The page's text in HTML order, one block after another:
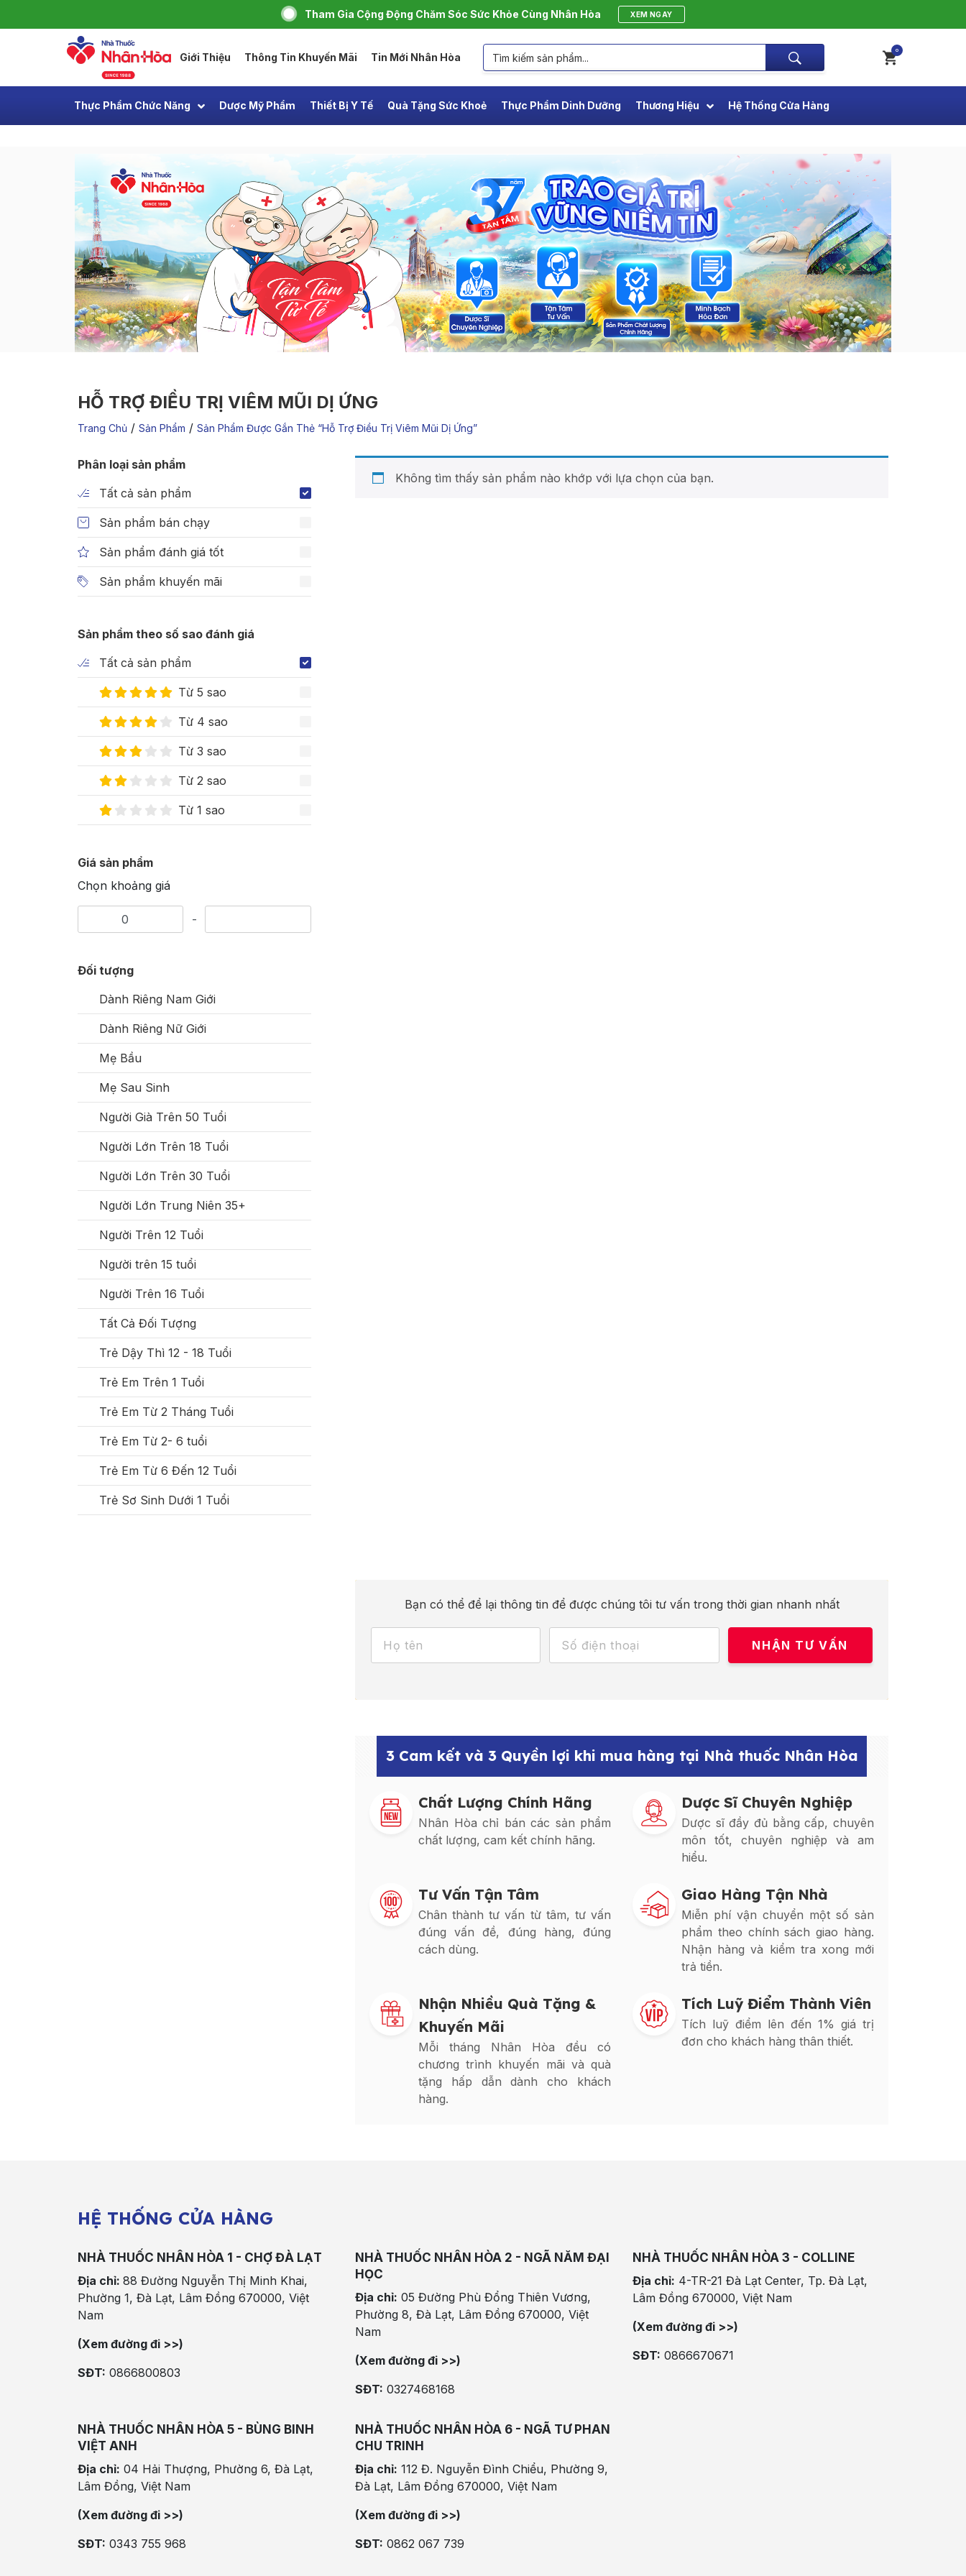
Tham Gia Cộng Động Chăm Sóc Sức Khỏe Cùng Nhân Hòa XEM NGAY
Giới Thiệu Thông Tin Khuyến Mãi Tin Mới Nhân Hòa
0
Thực Phẩm Chức Năng Dược Mỹ Phẩm Thiết Bị Y Tế Quà Tặng Sức Khoẻ Thực Phẩm Dinh Dưỡng Thương Hiệu Hệ Thống Cửa Hàng
HỖ TRỢ ĐIỀU TRỊ VIÊM MŨI DỊ ỨNG
Trang Chủ / Sản Phẩm / Sản Phẩm Được Gắn Thẻ “hỗ Trợ Điều Trị Viêm Mũi Dị Ứng”
Phân loại sản phẩm
Tất cả sản phẩm
Sản phẩm bán chạy
Sản phẩm đánh giá tốt
Sản phẩm khuyến mãi
Sản phẩm theo số sao đánh giá
Tất cả sản phẩm
Từ 5 sao
Từ 4 sao
Từ 3 sao
Từ 2 sao
Từ 1 sao
Giá sản phẩm
Chọn khoảng giá
-
Đối tượng
Dành Riêng Nam Giới
Dành Riêng Nữ Giới
Mẹ Bầu
Mẹ Sau Sinh
Người Già Trên 50 Tuổi
Người Lớn Trên 18 Tuổi
Người Lớn Trên 30 Tuổi
Người Lớn Trung Niên 35+
Người Trên 12 Tuổi
Người trên 15 tuổi
Người Trên 16 Tuổi
Tất Cả Đối Tượng
Trẻ Dậy Thì 12 - 18 Tuổi
Trẻ Em Trên 1 Tuổi
Trẻ Em Từ 2 Tháng Tuổi
Trẻ Em Từ 2- 6 tuổi
Trẻ Em Từ 6 Đến 12 Tuổi
Trẻ Sơ Sinh Dưới 1 Tuổi
Không tìm thấy sản phẩm nào khớp với lựa chọn của bạn.
Bạn có thể để lại thông tin để được chúng tôi tư vấn trong thời gian nhanh nhất
3 Cam kết và 3 Quyền lợi khi mua hàng tại Nhà thuốc Nhân Hòa
Chất Lượng Chính Hãng
Nhân Hòa chỉ bán các sản phẩm
chất lượng, cam kết chính hãng.
Dược Sĩ Chuyên Nghiệp
Dược sĩ đầy đủ bằng cấp, chuyên
môn tốt, chuyên nghiệp và am
hiểu.
Tư Vấn Tận Tâm
Chân thành tư vấn từ tâm, tư vấn
đúng vấn đề, đúng hàng, đúng
cách dùng.
Giao Hàng Tận Nhà
Miễn phí vận chuyển một số sản
phẩm theo chính sách giao hàng.
Nhận hàng và kiểm tra xong mới
trả tiền.
Nhận Nhiều Quà Tặng &
Khuyến Mãi
Mỗi tháng Nhân Hòa đều có
chương trình khuyến mãi và quà
tặng hấp dẫn dành cho khách
hàng.
Tích Luỹ Điểm Thành Viên
Tích luỹ điểm lên đến 1% giá trị
đơn cho khách hàng thân thiết.
HỆ THỐNG CỬA HÀNG
NHÀ THUỐC NHÂN HÒA 1 - CHỢ ĐÀ LẠT
Địa chỉ: 88 Đường Nguyễn Thị Minh Khai,
Phường 1, Đà Lạt, Lâm Đồng 670000, Việt
Nam
(Xem đường đi >>)
SĐT: 0866800803
NHÀ THUỐC NHÂN HÒA 2 - NGÃ NĂM ĐẠI
HỌC
Địa chỉ: 05 Đường Phù Đổng Thiên Vương,
Phường 8, Đà Lạt, Lâm Đồng 670000, Việt
Nam
(Xem đường đi >>)
SĐT: 0327468168
NHÀ THUỐC NHÂN HÒA 3 - COLLINE
Địa chỉ: 4-TR-21 Đà Lạt Center, Tp. Đà Lạt,
Lâm Đồng 670000, Việt Nam
(Xem đường đi >>)
SĐT: 0866670671
NHÀ THUỐC NHÂN HÒA 5 - BÙNG BINH
VIỆT ANH
Địa chỉ: 04 Hải Thượng, Phường 6, Đà Lạt,
Lâm Đồng, Việt Nam
(Xem đường đi >>)
SĐT: 0343 755 968
NHÀ THUỐC NHÂN HÒA 6 - NGÃ TƯ PHAN
CHU TRINH
Địa chỉ: 112 Đ. Nguyễn Đình Chiểu, Phường 9,
Đà Lạt, Lâm Đồng 670000, Việt Nam
(Xem đường đi >>)
SĐT: 0862 067 739